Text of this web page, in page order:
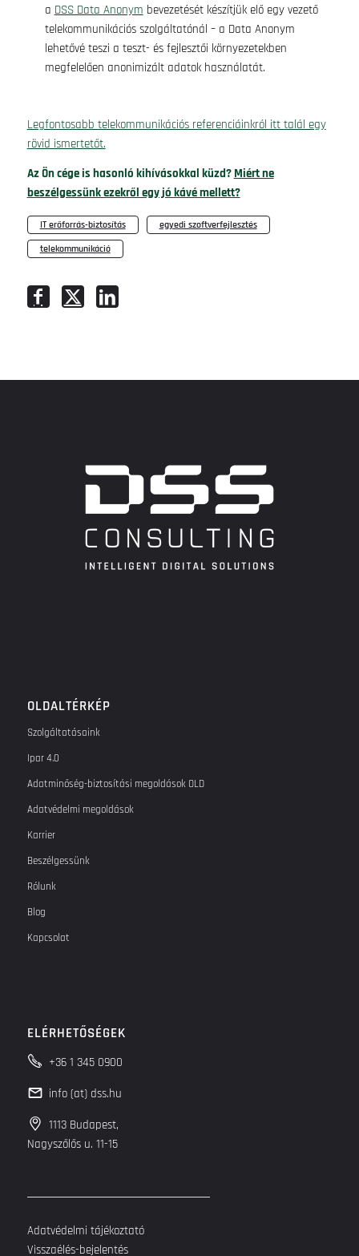
a DSS Data Anonym bevezetését készítjük elő egy vezető
telekommunikációs szolgáltatónál – a Data Anonym
lehetővé teszi a teszt- és fejlesztői környezetekben
megfelelően anonimizált adatok használatát.
Legfontosabb telekommunikációs referenciáinkról itt talál egy
rövid ismertetőt.
Az Ön cége is hasonló kihívásokkal küzd? Miért ne
beszélgessünk ezekről egy jó kávé mellett?
IT erőforrás-biztosítás egyedi szoftverfejlesztés
telekommunikáció
OLDALTÉRKÉP
Szolgáltatásaink
Ipar 4.0
Adatminőség-biztosítási megoldások OLD
Adatvédelmi megoldások
Karrier
Beszélgessünk
Rólunk
Blog
Kapcsolat
ELÉRHETŐSÉGEK
+36 1 345 0900
info (at) dss.hu
1113 Budapest,
Nagyszőlős u. 11-15
Adatvédelmi tájékoztató
Visszaélés-bejelentés